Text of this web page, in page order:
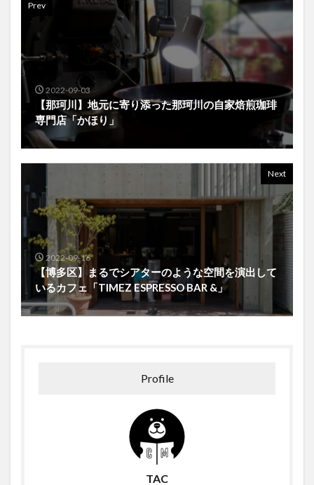
Prev
2022-09-03
【那珂川】地元に寄り添った那珂川の自家焙煎珈琲
専門店「かほり」
Next
2022-09-16
【博多区】まるでシアターのような空間を演出して
いるカフェ「TIMEZ ESPRESSO BAR &」
Profile
TAC